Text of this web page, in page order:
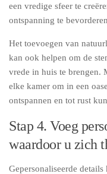
een vredige sfeer te
ontspanning te
Het toevoegen van
kan ook helpen om de
vrede in huis te brengen.
elke kamer om in een
ontspannen en tot rust
Stap 4. Voeg
waardoor u zich
Gepersonaliseerde